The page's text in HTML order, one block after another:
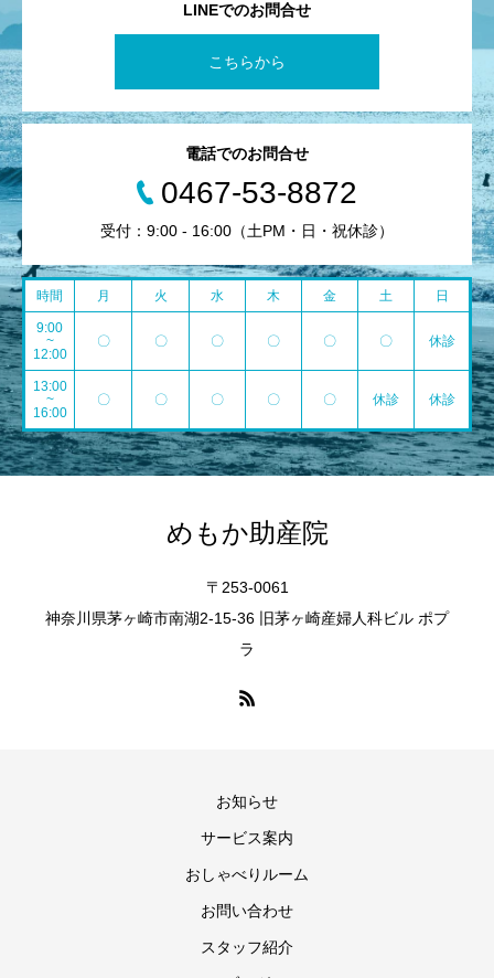
LINEでのお問合せ
こちらから
電話でのお問合せ
0467-53-8872
受付：9:00 - 16:00（土PM・日・祝休診）
時間 月 火 水 木 金 土 日
9:00
~
12:00
〇 〇 〇 〇 〇 〇 休診
13:00
~
16:00
〇 〇 〇 〇 〇 休診 休診
めもか助産院
〒253-0061
神奈川県茅ヶ崎市南湖2-15-36 旧茅ヶ崎産婦人科ビル ポプ
ラ
お知らせ
サービス案内
おしゃべりルーム
お問い合わせ
スタッフ紹介